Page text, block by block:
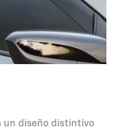
un diseño distintivo